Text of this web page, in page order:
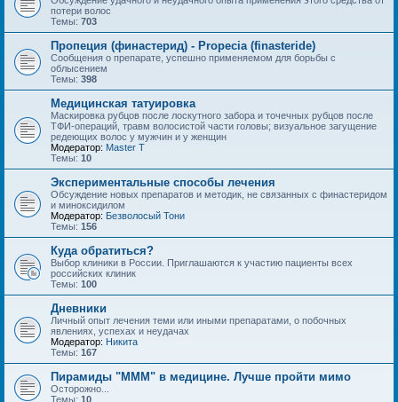
потери волос
Темы: 703
Пропеция (финастерид) - Propecia (finasteride)
Сообщения о препарате, успешно применяемом для борьбы с
облысением
Темы: 398
Медицинская татуировка
Маскировка рубцов после лоскутного забора и точечных рубцов после
ТФИ-операций, травм волосистой части головы; визуальное загущение
редеющих волос у мужчин и у женщин
Модератор: Master T
Темы: 10
Экспериментальные способы лечения
Обсуждение новых препаратов и методик, не связанных с финастеридом
и миноксидилом
Модератор: Безволосый Тони
Темы: 156
Куда обратиться?
Выбор клиники в России. Приглашаются к участию пациенты всех
российских клиник
Темы: 100
Дневники
Личный опыт лечения теми или иными препаратами, о побочных
явлениях, успехах и неудачах
Модератор: Hикита
Темы: 167
Пирамиды "МММ" в медицине. Лучше пройти мимо
Осторожно...
Темы: 10